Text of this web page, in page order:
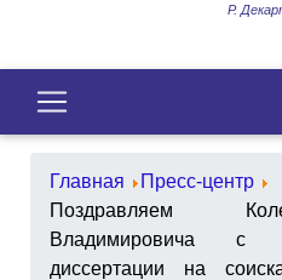
Р.
Главная
Пресс-центр
Поздравляем
Владимировича с
диссертации на